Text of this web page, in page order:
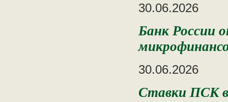
30.06.2026
Банк России
30.06.2026
Ставки ПСК в